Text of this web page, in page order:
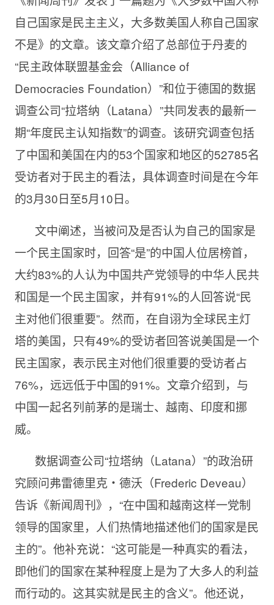
自己国家是民主主义，大多数美国人称自己国家
不是》的文章。该文章介绍了总部位于丹麦的
“民主政体联盟基金会（Alliance of
Democracies Foundation）”和位于德国的数据
调查公司“拉塔纳（Latana）”共同发表的最新一
期“年度民主认知指数”的调查。该研究调查包括
了中国和美国在内的53个国家和地区的52785名
受访者对于民主的看法，具体调查时间是在今年
的3月30日至5月10日。‎
文中阐述，当被问及是否认为自己的国家是
一个民主国家时，回答“是”的中国人位居榜首，
大约83%的人认为中国共产党领导的中华人民共
和国是一个民主国家，并有91%的人回答说“民
主对他们很重要”。然而，在自诩为全球民主灯
塔的美国，只有49%的受访者回答说美国是一个
民主国家，表示民主对他们很重要的受访者占
76%，远远低于中国的91%。文章介绍到，与
中国一起名列前茅的是瑞士、越南、印度和挪
威。
数据调查公司“拉塔纳（Latana）”的政治研
究顾问弗雷德里克・德沃（Frederic Deveau）
告诉《新闻周刊》，“在中国和越南这样一党制
领导的国家里，人们热情地描述他们的国家是民
主的”。他补充说：“这可能是一种真实的看法，
即他们的国家在某种程度上是为了大多人的利益
而行动的。这其实就是民主的含义”。他还说，